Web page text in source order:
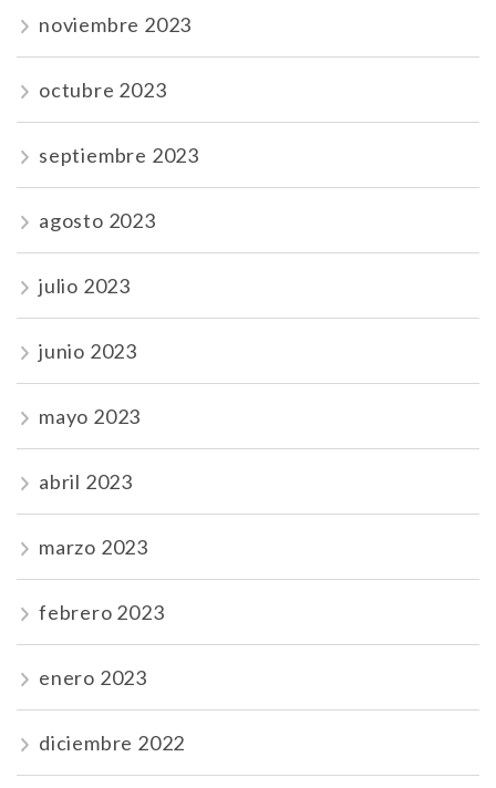
noviembre 2023
octubre 2023
septiembre 2023
agosto 2023
julio 2023
junio 2023
mayo 2023
abril 2023
marzo 2023
febrero 2023
enero 2023
diciembre 2022